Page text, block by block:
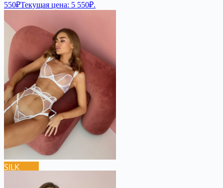
550₽Текущая цена: 5 550₽.
SILK